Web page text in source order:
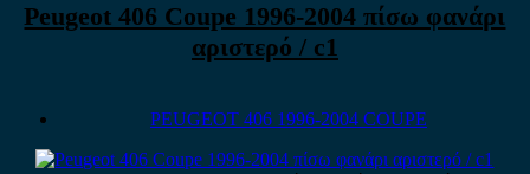
Peugeot 406 Coupe 1996-2004 πίσω φανάρι
αριστερό / c1
PEUGEOT 406 1996-2004 COUPE